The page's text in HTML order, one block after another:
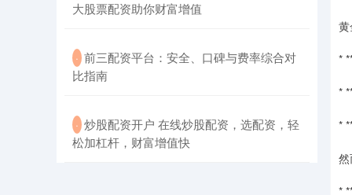
黄
*
*
*
然
*
大股票配资助你财富增值
· ​前三配资平台：安全、口碑与费率综合对
比指南
· ​炒股配资开户 在线炒股配资，选配资，轻
松加杠杆，财富增值快